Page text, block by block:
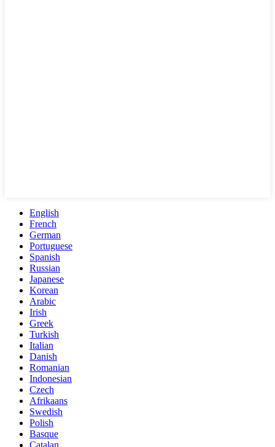
English
French
German
Portuguese
Spanish
Russian
Japanese
Korean
Arabic
Irish
Greek
Turkish
Italian
Danish
Romanian
Indonesian
Czech
Afrikaans
Swedish
Polish
Basque
Catalan